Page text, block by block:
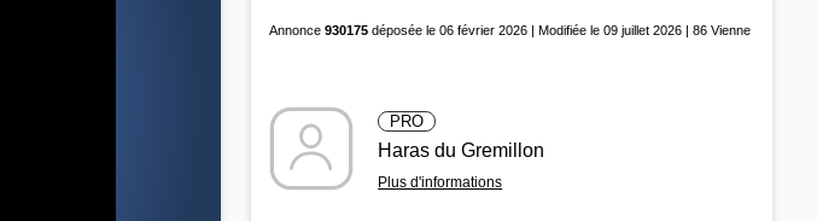
Annonce930175 déposée le 06 février 2026 | Modifiée le 09 juillet 2026 | 86 Vienne
PRO
Haras du Gremillon
Plus d'informations